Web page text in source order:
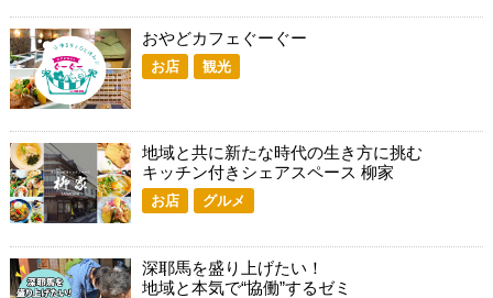
おやどカフェぐーぐー
お店 観光
地域と共に新たな時代の生き方に挑む
キッチン付きシェアスペース 柳家
お店 グルメ
深耶馬を盛り上げたい！
地域と本気で“協働”するゼミ